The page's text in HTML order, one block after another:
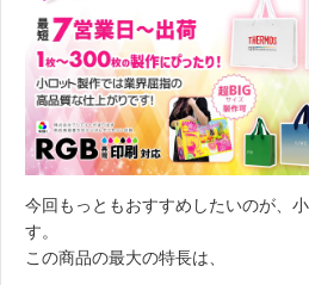
今回もっともおすすめしたいのが、
す。
この商品の最大の特長は、